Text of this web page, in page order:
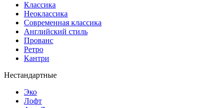
Классика
Неоклассика
Современная классика
Английский стиль
Прованс
Ретро
Кантри
Нестандартные
Эко
Лофт